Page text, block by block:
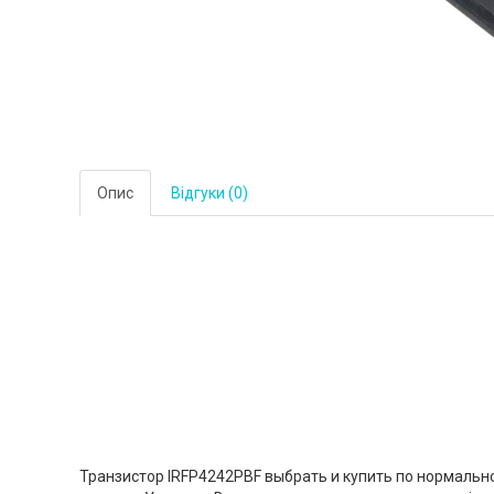
Опис Відгуки (0)
Транзистор IRFP4242PBF выбрать и купить по